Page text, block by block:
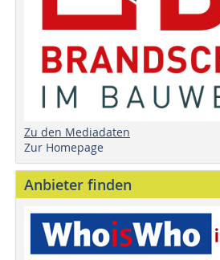
Zu den Mediadaten
Zur Homepage
Anbieter finden